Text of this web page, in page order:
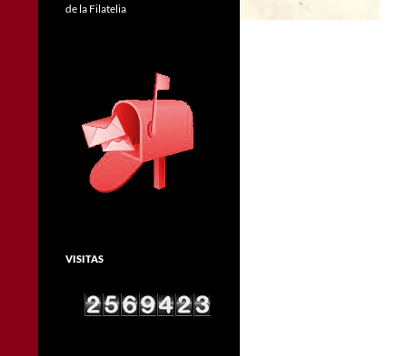
de la Filatelia
VISITAS